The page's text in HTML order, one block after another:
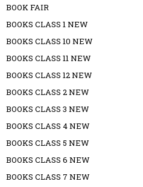
BOOK FAIR
BOOKS CLASS 1 NEW
BOOKS CLASS 10 NEW
BOOKS CLASS 11 NEW
BOOKS CLASS 12 NEW
BOOKS CLASS 2 NEW
BOOKS CLASS 3 NEW
BOOKS CLASS 4 NEW
BOOKS CLASS 5 NEW
BOOKS CLASS 6 NEW
BOOKS CLASS 7 NEW